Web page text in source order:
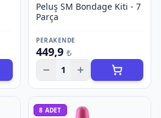
Peluş SM Bondage Kiti - 7
Parça
PERAKENDE
449,9 ₺
1
8 ADET